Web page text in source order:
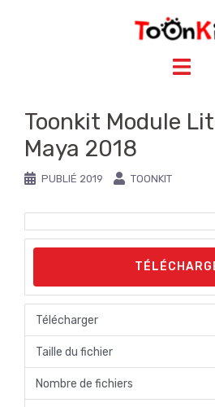
Toonkit Module
Maya 2018
PUBLIÉ 2019 TOONKIT
Télécharger
Taille du fichier
Nombre de fichiers